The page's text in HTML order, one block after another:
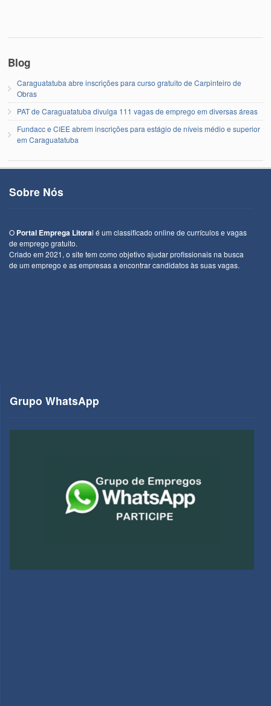
Blog
Caraguatatuba abre inscrições para curso gratuito de Carpinteiro de
Obras
PAT de Caraguatatuba divulga 111 vagas de emprego em diversas áreas
Fundacc e CIEE abrem inscrições para estágio de níveis médio e superior
em Caraguatatuba
Sobre Nós
O Portal Emprega Litoral é um classificado online de currículos e vagas
de emprego gratuito.
Criado em 2021, o site tem como objetivo ajudar profissionais na busca
de um emprego e as empresas a encontrar candidatos às suas vagas.
Grupo WhatsApp